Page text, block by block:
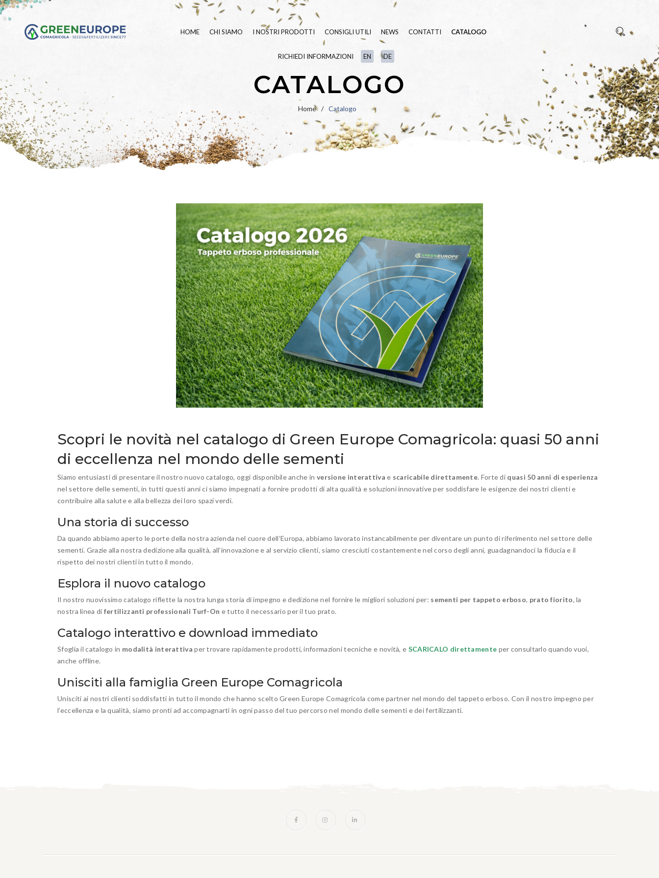
HOME CHI SIAMO I NOSTRI PRODOTTI
SEMENTI TAPPETO ERBOSO
BLUE
GREEN
FERTILIZZANTI
UMETTANTI E SURFATTANTI
PRATO FIORITO
PAESAGGIO
IDROSEMINA
CONSIGLI UTILI NEWS CONTATTI CATALOGO
RICHIEDI INFORMAZIONI EN DE
CATALOGO
Home / Catalogo
Scopri le novità nel catalogo di Green Europe Comagricola: quasi 50 anni
di eccellenza nel mondo delle sementi
Siamo entusiasti di presentare il nostro nuovo catalogo, oggi disponibile anche in versione interattiva e scaricabile direttamente. Forte di quasi 50 anni di esperienza
nel settore delle sementi, in tutti questi anni ci siamo impegnati a fornire prodotti di alta qualità e soluzioni innovative per soddisfare le esigenze dei nostri clienti e
contribuire alla salute e alla bellezza dei loro spazi verdi.
Una storia di successo
Da quando abbiamo aperto le porte della nostra azienda nel cuore dell’Europa, abbiamo lavorato instancabilmente per diventare un punto di riferimento nel settore delle
sementi. Grazie alla nostra dedizione alla qualità, all’innovazione e al servizio clienti, siamo cresciuti costantemente nel corso degli anni, guadagnandoci la fiducia e il
rispetto dei nostri clienti in tutto il mondo.
Esplora il nuovo catalogo
Il nostro nuovissimo catalogo riflette la nostra lunga storia di impegno e dedizione nel fornire le migliori soluzioni per: sementi per tappeto erboso, prato fiorito, la
nostra linea di fertilizzanti professionali Turf-On e tutto il necessario per il tuo prato.
Catalogo interattivo e download immediato
Sfoglia il catalogo in modalità interattiva per trovare rapidamente prodotti, informazioni tecniche e novità, e SCARICALO direttamente per consultarlo quando vuoi,
anche offline.
Unisciti alla famiglia Green Europe Comagricola
Unisciti ai nostri clienti soddisfatti in tutto il mondo che hanno scelto Green Europe Comagricola come partner nel mondo del tappeto erboso. Con il nostro impegno per
l’eccellenza e la qualità, siamo pronti ad accompagnarti in ogni passo del tuo percorso nel mondo delle sementi e dei fertilizzanti.